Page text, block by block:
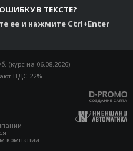
В ТЕКСТЕ?
ее и нажмите Ctrl+Enter
(курс на 06.08.2026)
НДС 22%
компании